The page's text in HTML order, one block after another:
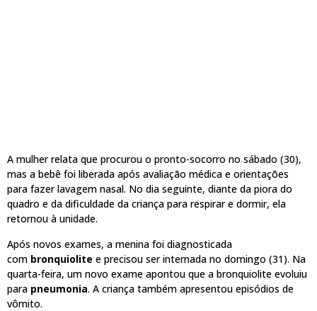
A mulher relata que procurou o pronto-socorro no sábado (30),
mas a bebê foi liberada após avaliação médica e orientações
para fazer lavagem nasal. No dia seguinte, diante da piora do
quadro e da dificuldade da criança para respirar e dormir, ela
retornou à unidade.
Após novos exames, a menina foi diagnosticada
com bronquiolite e precisou ser internada no domingo (31). Na
quarta-feira, um novo exame apontou que a bronquiolite evoluiu
para pneumonia. A criança também apresentou episódios de
vômito.